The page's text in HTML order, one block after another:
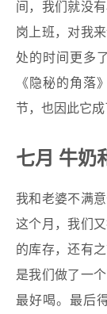
间，我们就没
岗上班，对我
处的时间更多
《隐秘的角落
节，也因此它成
七月 牛奶
我和老婆不满
这个月，我们
的库存，还有
是我们做了一
最好喝。最后